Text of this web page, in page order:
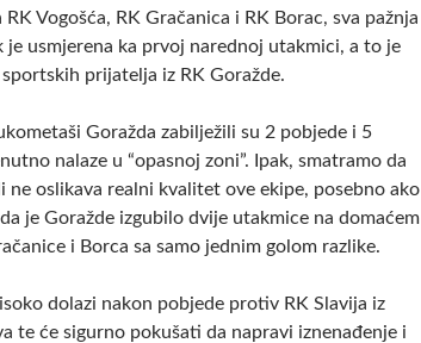
Vogošća, RK Gračanica i RK Borac, sva pažnja
je usmjerena ka prvoj narednoj utakmici, a to je
prijatelja iz RK Goražde.
Goražda zabilježili su 2 pobjede i 5
nalaze u “opasnoj zoni”. Ipak, smatramo da
ne oslikava realni kvalitet ove ekipe, posebno ako
je Goražde izgubilo dvije utakmice na domaćem
i Borca sa samo jednim golom razlike.
dolazi nakon pobjede protiv RK Slavija iz
te će sigurno pokušati da napravi iznenađenje i